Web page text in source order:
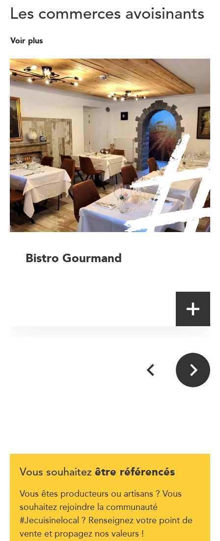
Les commerces avoisinants
Voir plus
Bistro Gourmand
Vous souhaitez être référencés
Vous êtes producteurs ou artisans ? Vous
souhaitez rejoindre la communauté
#Jecuisinelocal ? Renseignez votre point de
vente et propagez nos valeurs !